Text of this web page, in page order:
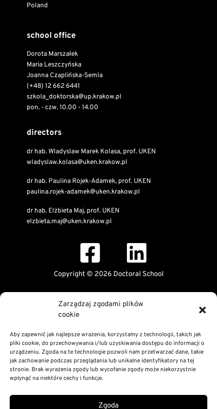
Zarządzaj zgodami plików
cookie
Aby zapewnić jak najlepsze wrażenia, korzystamy z technologii, takich jak
pliki cookie, do przechowywania i/lub uzyskiwania dostępu do informacji o
urządzeniu. Zgoda na te technologie pozwoli nam przetwarzać dane, takie
jak zachowanie podczas przeglądania lub unikalne identyfikatory na tej
stronie. Brak wyrażenia zgody lub wycofanie zgody może niekorzystnie
wpłynąć na niektóre cechy i funkcje.
Zgoda
Poland
school office
Dorota Marszałek
Maria Leszczyńska
Joanna Czaplińska-Semla
(+48) 12 662 6441
szkola_doktorska@up.krakow.pl
pon. - czw. 10.00 - 14.00
directors
dr hab. Wladyslaw Marek Kolasa, prof. UKEN
wladyslaw.kolasa@uken.krakow.pl
dr hab. Paulina Rojek-Adamek, prof. UKEN
paulina.rojek-adamek@uken.krakow.pl
dr hab. Elżbieta Maj, prof. UKEN
elzbieta.maj@uken.krakow.pl
Copyright © 2026 Doctoral School
Declaration of digital accessibility
RODO Statement